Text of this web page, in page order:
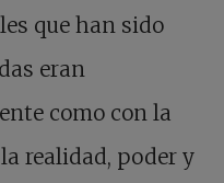
que han sido
eran
como con la
realidad, poder y